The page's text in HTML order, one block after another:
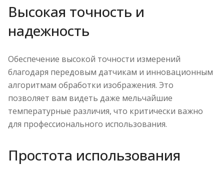
Высокая точность и
надежность
Обеспечение высокой точности измерений
благодаря передовым датчикам и инновационным
алгоритмам обработки изображения. Это
позволяет вам видеть даже мельчайшие
температурные различия, что критически важно
для профессионального использования.
Простота использования